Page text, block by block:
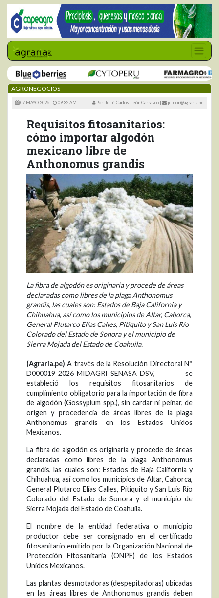
AGRONEGOCIOS
07 MAYO 2026 | 09:32 AM Por: José Carlos León Carrasco | jcleon@agraria.pe
Requisitos fitosanitarios:
cómo importar algodón
mexicano libre de
Anthonomus grandis
La fibra de algodón es originaria y procede de áreas
declaradas como libres de la plaga Anthonomus
grandis, las cuales son: Estados de Baja California y
Chihuahua, así como los municipios de Altar, Caborca,
General Plutarco Elías Calles, Pitiquito y San Luis Río
Colorado del Estado de Sonora y el municipio de
Sierra Mojada del Estado de Coahuila.
(Agraria.pe) A través de la Resolución Directoral N°
D000019-2026-MIDAGRI-SENASA-DSV, se
estableció los requisitos fitosanitarios de
cumplimiento obligatorio para la importación de fibra
de algodón (Gossypium spp.), sin cardar ni peinar, de
origen y procedencia de áreas libres de la plaga
Anthonomus grandis en los Estados Unidos
Mexicanos.
La fibra de algodón es originaria y procede de áreas
declaradas como libres de la plaga Anthonomus
grandis, las cuales son: Estados de Baja California y
Chihuahua, así como los municipios de Altar, Caborca,
General Plutarco Elías Calles, Pitiquito y San Luis Río
Colorado del Estado de Sonora y el municipio de
Sierra Mojada del Estado de Coahuila.
El nombre de la entidad federativa o municipio
productor debe ser consignado en el certificado
fitosanitario emitido por la Organización Nacional de
Protección Fitosanitaria (ONPF) de los Estados
Unidos Mexicanos.
Las plantas desmotadoras (despepitadoras) ubicadas
en las áreas libres de Anthonomus grandis deben